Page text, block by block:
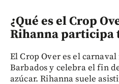
¿Qué es el Crop
Rihanna participa
El Crop Over es el
Barbados y celebra el fin
azúcar. Rihanna suele